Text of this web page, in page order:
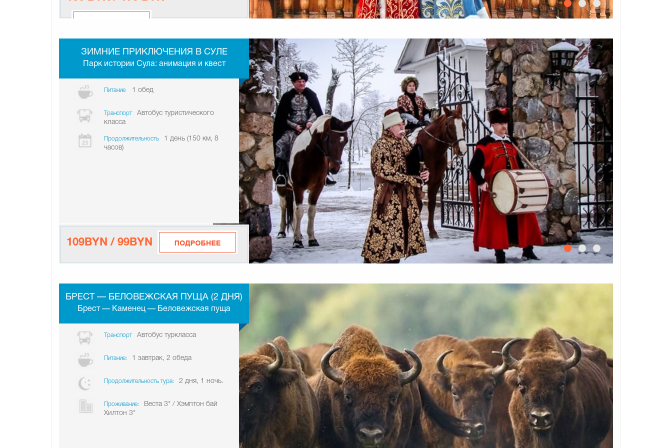
ЗИМНИЕ ПРИКЛЮЧЕНИЯ В СУЛЕ
Парк истории Сула: анимация и квест
Питание 1 обед
Транспорт
Автобус туристического
класса
Продолжительность
1 день (150 км, 8
часов)
109BYN / 99BYN
-
БРЕСТ — БЕЛОВЕЖСКАЯ ПУЩА (2 ДНЯ)
Брест — Каменец — Беловежская пуща
Транспорт Автобус туркласса
Питание: 1 завтрак, 2 обеда
Продолжительность тура: 2 дня, 1 ночь.
Проживание:
Веста 3* / Хэмптон бай
Хилтон 3*
-